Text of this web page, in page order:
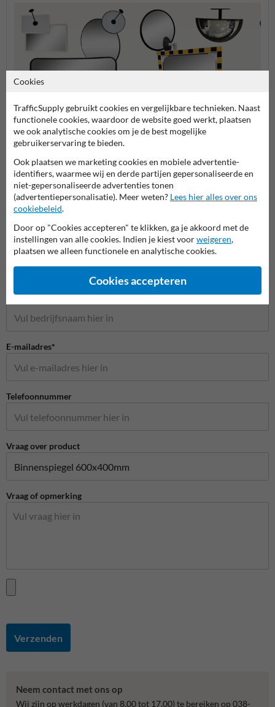
Binnenspiegels Magazijn en productie
Veiligheidsspiegels
Stel je vraag aan VerkeersspiegelKopen.nl
Naam*
Bedrijfsnaam
E-mailadres*
Telefoonnummer
Vraag over product
Vraag of opmerking
Verzenden
Neem contact met ons op
Wij zijn op werkdagen (van 8.00 tot 17.00) te bereiken op 038-
Cookies
TrafficSupply gebruikt cookies en vergelijkbare technieken. Naast
functionele cookies, waardoor de website goed werkt, plaatsen
we ook analytische cookies om je de best mogelijke
gebruikerservaring te bieden.
Ook plaatsen we marketing cookies en mobiele advertentie-
identifiers, waarmee wij en derde partijen gepersonaliseerde en
niet-gepersonaliseerde advertenties tonen
(advertentiepersonalisatie). Meer weten? Lees hier alles over ons
cookiebeleid.
Door op "Cookies accepteren" te klikken, ga je akkoord met de
instellingen van alle cookies. Indien je kiest voorweigeren,
plaatsen we alleen functionele en analytische cookies.
Cookies accepteren